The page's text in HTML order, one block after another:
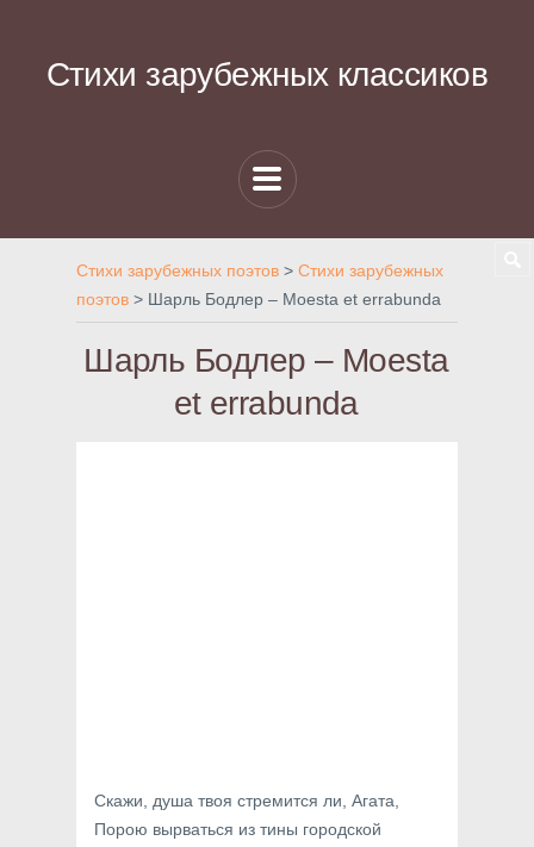
Стихи зарубежных классиков
Стихи зарубежных поэтов > Стихи зарубежных
поэтов > Шарль Бодлер – Moesta et errabunda
Шарль Бодлер – Moesta
et errabunda
Скажи, душа твоя стремится ли, Агата,
Порою вырваться из тины городской